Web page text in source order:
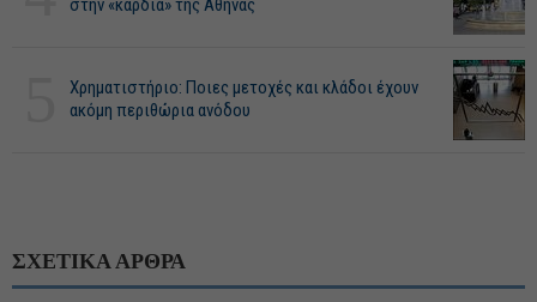
στην «καρδιά» της Αθήνας
Χρηματιστήριο: Ποιες μετοχές και κλάδοι έχουν
ακόμη περιθώρια ανόδου
ΣΧΕΤΙΚΑ ΑΡΘΡΑ